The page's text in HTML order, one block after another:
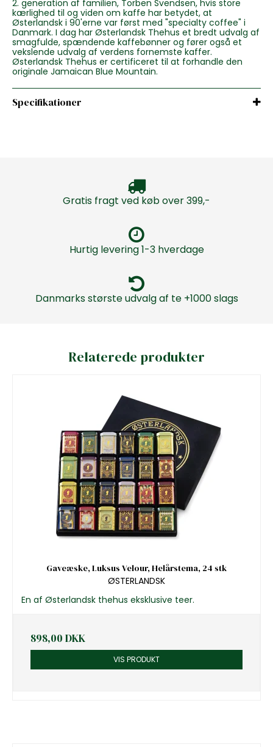
2. generation af familien, Torben Svendsen, hvis store
kærlighed til og viden om kaffe har betydet, at
Østerlandsk i 90'erne var først med "specialty coffee" i
Danmark. I dag har Østerlandsk Thehus et bredt udvalg af
smagfulde, spændende kaffebønner og fører også et
vekslende udvalg af verdens fornemste kaffer.
Østerlandsk Thehus er certificeret til at forhandle den
originale Jamaican Blue Mountain.
Specifikationer
Gratis fragt ved køb over 399,-
Hurtig levering 1-3 hverdage
Danmarks største udvalg af te +1000 slags
Relaterede produkter
Gaveæske, Luksus Velour, Helårstema, 24 stk
ØSTERLANDSK
En af Østerlandsk thehus eksklusive teer.
898,00 DKK
VIS PRODUKT